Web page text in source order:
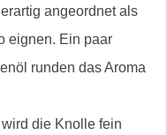
angeordnet als
eignen. Ein paar
runden das Aroma
die Knolle fein